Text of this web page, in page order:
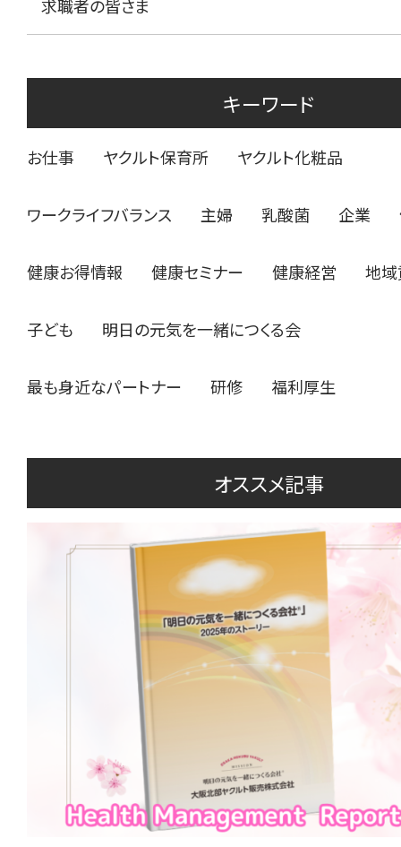
求職者の皆さま
キーワード
お仕事 ヤクルト保育所 ヤクルト化粧品
ワークライフバランス 主婦 乳酸菌 企業
健康お得情報 健康セミナー 健康経営 地
子ども 明日の元気を一緒につくる会
最も身近なパートナー 研修 福利厚生
オススメ記事